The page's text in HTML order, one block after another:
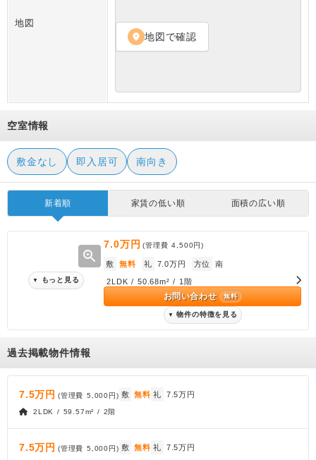
地図
location_on 地図で確認
空室情報
敷金なし 即入居可 南向き
新着順 家賃の低い順 面積の広い順
zoom_in
▼ もっと見る
7.0万円 (管理費4,500円)
敷 無料 礼 7.0万円 方位 南
2LDK / 50.68m² / 1階
お問い合わせ 無料
▼ 物件の特徴を見る
過去掲載物件情報
7.5万円 (管理費 5,000円) 敷 無料 礼 7.5万円
2LDK / 59.57m² / 2階
7.5万円 (管理費 5,000円) 敷 無料 礼 7.5万円